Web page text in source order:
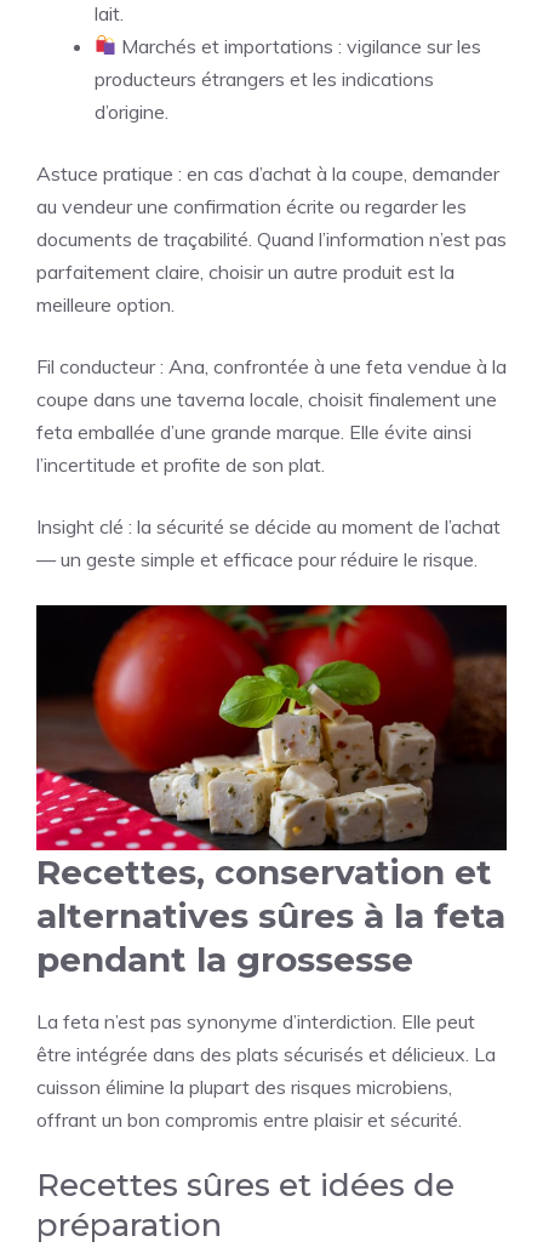
lait.
Marchés et importations : vigilance sur les
producteurs étrangers et les indications
d’origine.
Astuce pratique : en cas d’achat à la coupe, demander
au vendeur une confirmation écrite ou regarder les
documents de traçabilité. Quand l’information n’est pas
parfaitement claire, choisir un autre produit est la
meilleure option.
Fil conducteur : Ana, confrontée à une feta vendue à la
coupe dans une taverna locale, choisit finalement une
feta emballée d’une grande marque. Elle évite ainsi
l’incertitude et profite de son plat.
Insight clé : la sécurité se décide au moment de l’achat
— un geste simple et efficace pour réduire le risque.
Recettes, conservation et
alternatives sûres à la feta
pendant la grossesse
La feta n’est pas synonyme d’interdiction. Elle peut
être intégrée dans des plats sécurisés et délicieux. La
cuisson élimine la plupart des risques microbiens,
offrant un bon compromis entre plaisir et sécurité.
Recettes sûres et idées de
préparation